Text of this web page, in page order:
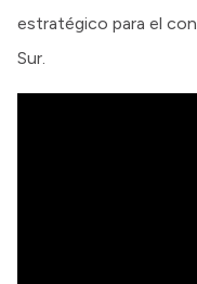
estratégico para el
Sur.